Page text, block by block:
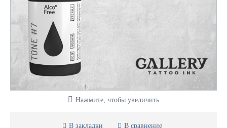
Нажмите, чтобы увеличить
В закладки В сравнение